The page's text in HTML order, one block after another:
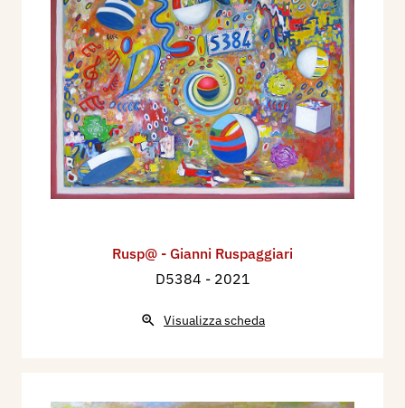
Rusp@ - Gianni Ruspaggiari
D5384 - 2021
Visualizza scheda